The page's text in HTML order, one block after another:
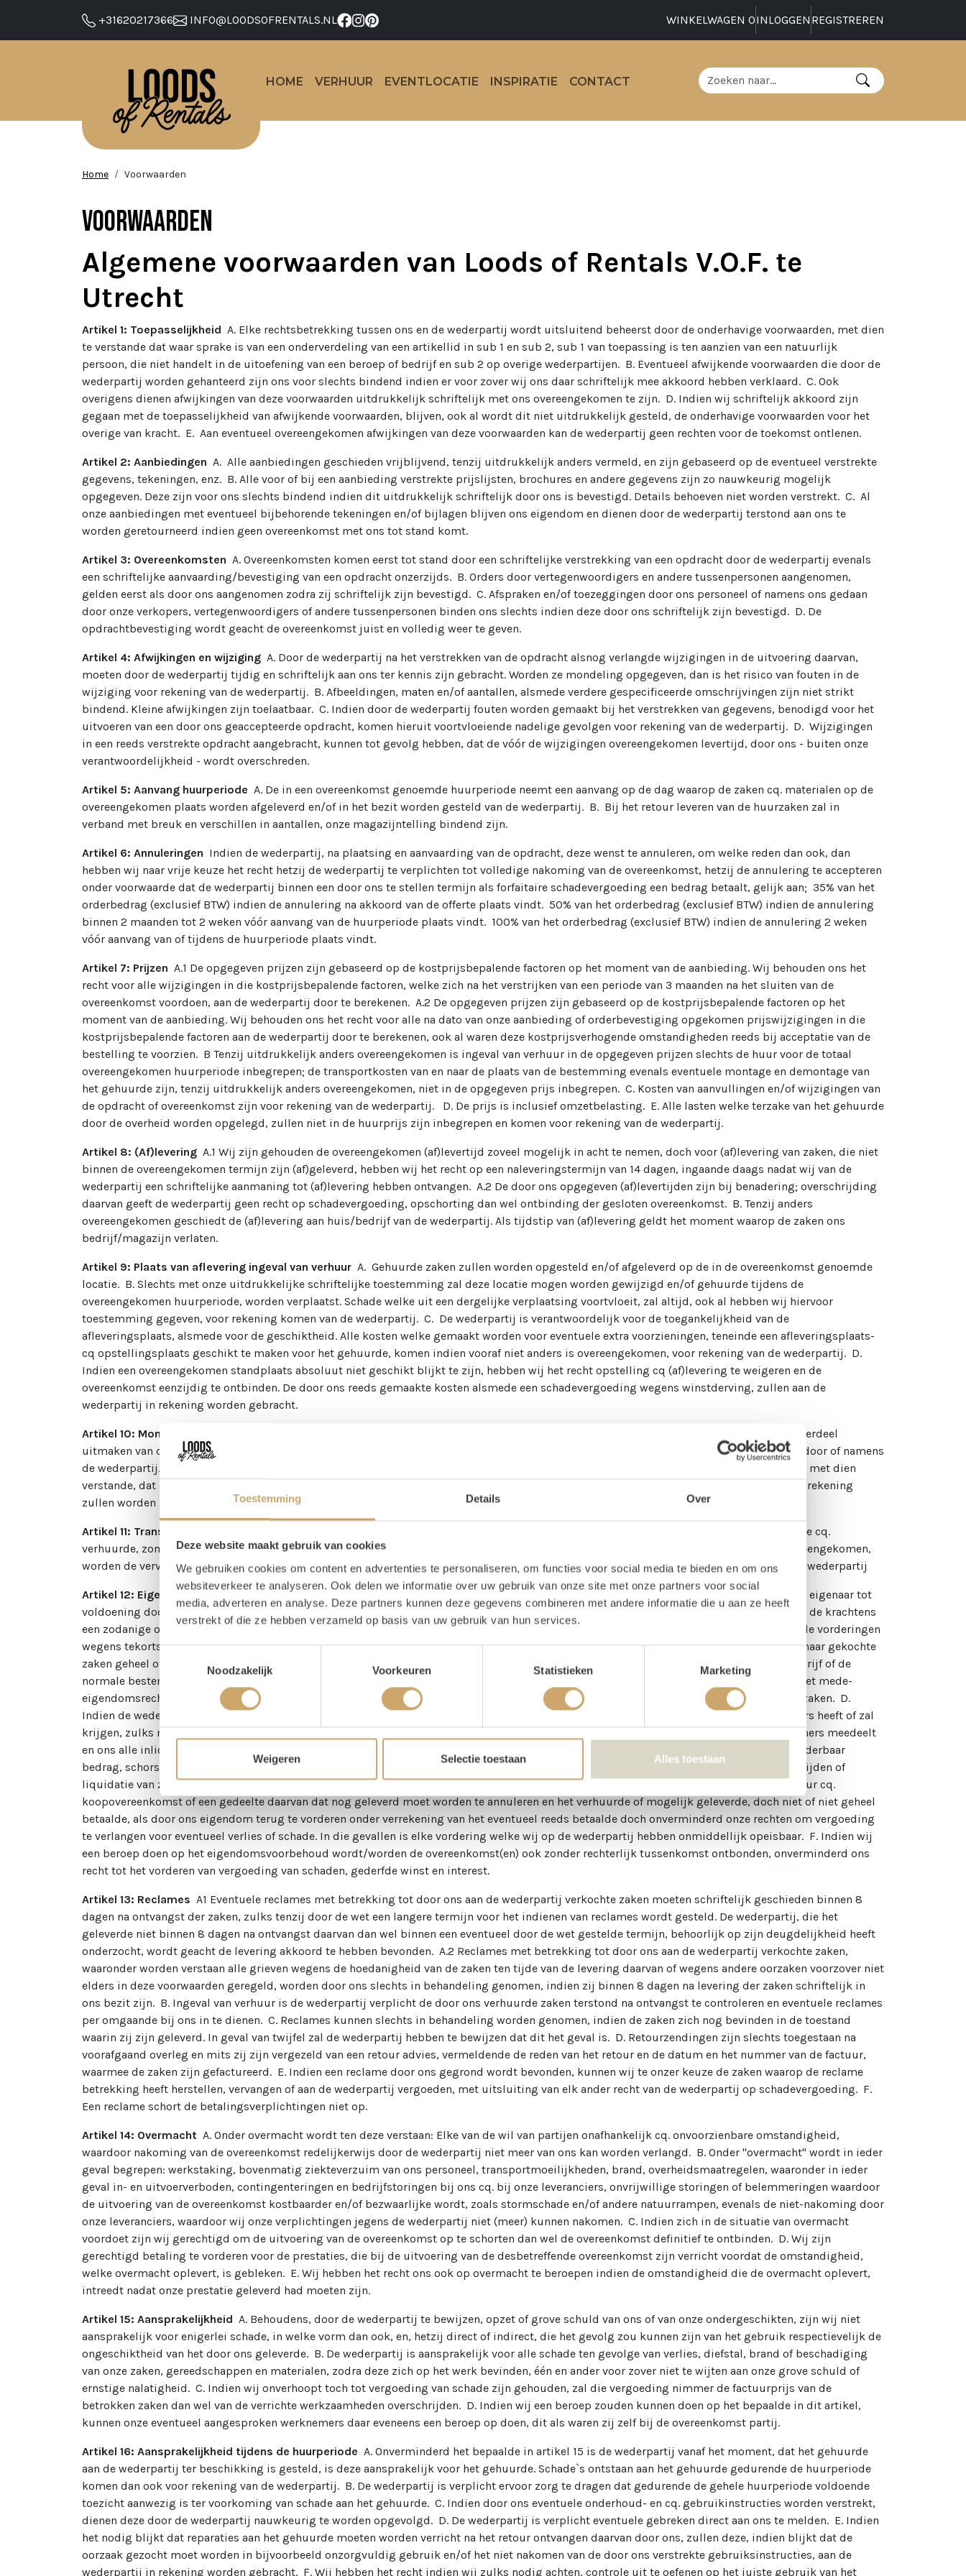
Toestemming Details Over
Deze website maakt gebruik van cookies
We gebruiken cookies om content en advertenties te personaliseren, om functies voor social media te bieden en om ons
websiteverkeer te analyseren. Ook delen we informatie over uw gebruik van onze site met onze partners voor social
media, adverteren en analyse. Deze partners kunnen deze gegevens combineren met andere informatie die u aan ze heeft
verstrekt of die ze hebben verzameld op basis van uw gebruik van hun services.
Toestemmingsselectie
Noodzakelijk
Voorkeuren Statistieken Marketing
Weigeren Selectie toestaan Alles toestaan
+31620217366 INFO@LOODSOFRENTALS.NL WINKELWAGEN 0INLOGGEN REGISTREREN
HOME VERHUUR EVENTLOCATIE INSPIRATIE CONTACT
Home Voorwaarden
Voorwaarden
Algemene voorwaarden van Loods of Rentals V.O.F. te
Utrecht
Artikel 1: Toepasselijkheid A. Elke rechtsbetrekking tussen ons en de wederpartij wordt uitsluitend beheerst door de onderhavige voorwaarden, met dien
te verstande dat waar sprake is van een onderverdeling van een artikellid in sub 1 en sub 2, sub 1 van toepassing is ten aanzien van een natuurlijk
persoon, die niet handelt in de uitoefening van een beroep of bedrijf en sub 2 op overige wederpartijen. B. Eventueel afwijkende voorwaarden die door de
wederpartij worden gehanteerd zijn ons voor slechts bindend indien er voor zover wij ons daar schriftelijk mee akkoord hebben verklaard. C. Ook
overigens dienen afwijkingen van deze voorwaarden uitdrukkelijk schriftelijk met ons overeengekomen te zijn. D. Indien wij schriftelijk akkoord zijn
gegaan met de toepasselijkheid van afwijkende voorwaarden, blijven, ook al wordt dit niet uitdrukkelijk gesteld, de onderhavige voorwaarden voor het
overige van kracht. E. Aan eventueel overeengekomen afwijkingen van deze voorwaarden kan de wederpartij geen rechten voor de toekomst ontlenen.
Artikel 2: Aanbiedingen A. Alle aanbiedingen geschieden vrijblijvend, tenzij uitdrukkelijk anders vermeld, en zijn gebaseerd op de eventueel verstrekte
gegevens, tekeningen, enz. B. Alle voor of bij een aanbieding verstrekte prijslijsten, brochures en andere gegevens zijn zo nauwkeurig mogelijk
opgegeven. Deze zijn voor ons slechts bindend indien dit uitdrukkelijk schriftelijk door ons is bevestigd. Details behoeven niet worden verstrekt. C. Al
onze aanbiedingen met eventueel bijbehorende tekeningen en/of bijlagen blijven ons eigendom en dienen door de wederpartij terstond aan ons te
worden geretourneerd indien geen overeenkomst met ons tot stand komt.
Artikel 3: Overeenkomsten A. Overeenkomsten komen eerst tot stand door een schriftelijke verstrekking van een opdracht door de wederpartij evenals
een schriftelijke aanvaarding/bevestiging van een opdracht onzerzijds. B. Orders door vertegenwoordigers en andere tussenpersonen aangenomen,
gelden eerst als door ons aangenomen zodra zij schriftelijk zijn bevestigd. C. Afspraken en/of toezeggingen door ons personeel of namens ons gedaan
door onze verkopers, vertegenwoordigers of andere tussenpersonen binden ons slechts indien deze door ons schriftelijk zijn bevestigd. D. De
opdrachtbevestiging wordt geacht de overeenkomst juist en volledig weer te geven.
Artikel 4: Afwijkingen en wijziging A. Door de wederpartij na het verstrekken van de opdracht alsnog verlangde wijzigingen in de uitvoering daarvan,
moeten door de wederpartij tijdig en schriftelijk aan ons ter kennis zijn gebracht. Worden ze mondeling opgegeven, dan is het risico van fouten in de
wijziging voor rekening van de wederpartij. B. Afbeeldingen, maten en/of aantallen, alsmede verdere gespecificeerde omschrijvingen zijn niet strikt
bindend. Kleine afwijkingen zijn toelaatbaar. C. Indien door de wederpartij fouten worden gemaakt bij het verstrekken van gegevens, benodigd voor het
uitvoeren van een door ons geaccepteerde opdracht, komen hieruit voortvloeiende nadelige gevolgen voor rekening van de wederpartij. D. Wijzigingen
in een reeds verstrekte opdracht aangebracht, kunnen tot gevolg hebben, dat de vóór de wijzigingen overeengekomen levertijd, door ons - buiten onze
verantwoordelijkheid - wordt overschreden.
Artikel 5: Aanvang huurperiode A. De in een overeenkomst genoemde huurperiode neemt een aanvang op de dag waarop de zaken cq. materialen op de
overeengekomen plaats worden afgeleverd en/of in het bezit worden gesteld van de wederpartij. B. Bij het retour leveren van de huurzaken zal in
verband met breuk en verschillen in aantallen, onze magazijntelling bindend zijn.
Artikel 6: Annuleringen Indien de wederpartij, na plaatsing en aanvaarding van de opdracht, deze wenst te annuleren, om welke reden dan ook, dan
hebben wij naar vrije keuze het recht hetzij de wederpartij te verplichten tot volledige nakoming van de overeenkomst, hetzij de annulering te accepteren
onder voorwaarde dat de wederpartij binnen een door ons te stellen termijn als forfaitaire schadevergoeding een bedrag betaalt, gelijk aan; 35% van het
orderbedrag (exclusief BTW) indien de annulering na akkoord van de offerte plaats vindt. 50% van het orderbedrag (exclusief BTW) indien de annulering
binnen 2 maanden tot 2 weken vóór aanvang van de huurperiode plaats vindt. 100% van het orderbedrag (exclusief BTW) indien de annulering 2 weken
vóór aanvang van of tijdens de huurperiode plaats vindt.
Artikel 7: Prijzen A.1 De opgegeven prijzen zijn gebaseerd op de kostprijsbepalende factoren op het moment van de aanbieding. Wij behouden ons het
recht voor alle wijzigingen in die kostprijsbepalende factoren, welke zich na het verstrijken van een periode van 3 maanden na het sluiten van de
overeenkomst voordoen, aan de wederpartij door te berekenen. A.2 De opgegeven prijzen zijn gebaseerd op de kostprijsbepalende factoren op het
moment van de aanbieding. Wij behouden ons het recht voor alle na dato van onze aanbieding of orderbevestiging opgekomen prijswijzigingen in die
kostprijsbepalende factoren aan de wederpartij door te berekenen, ook al waren deze kostprijsverhogende omstandigheden reeds bij acceptatie van de
bestelling te voorzien. B Tenzij uitdrukkelijk anders overeengekomen is ingeval van verhuur in de opgegeven prijzen slechts de huur voor de totaal
overeengekomen huurperiode inbegrepen; de transportkosten van en naar de plaats van de bestemming evenals eventuele montage en demontage van
het gehuurde zijn, tenzij uitdrukkelijk anders overeengekomen, niet in de opgegeven prijs inbegrepen. C. Kosten van aanvullingen en/of wijzigingen van
de opdracht of overeenkomst zijn voor rekening van de wederpartij. D. De prijs is inclusief omzetbelasting. E. Alle lasten welke terzake van het gehuurde
door de overheid worden opgelegd, zullen niet in de huurprijs zijn inbegrepen en komen voor rekening van de wederpartij.
Artikel 8: (Af)levering A.1 Wij zijn gehouden de overeengekomen (af)levertijd zoveel mogelijk in acht te nemen, doch voor (af)levering van zaken, die niet
binnen de overeengekomen termijn zijn (af)geleverd, hebben wij het recht op een naleveringstermijn van 14 dagen, ingaande daags nadat wij van de
wederpartij een schriftelijke aanmaning tot (af)levering hebben ontvangen. A.2 De door ons opgegeven (af)levertijden zijn bij benadering; overschrijding
daarvan geeft de wederpartij geen recht op schadevergoeding, opschorting dan wel ontbinding der gesloten overeenkomst. B. Tenzij anders
overeengekomen geschiedt de (af)levering aan huis/bedrijf van de wederpartij. Als tijdstip van (af)levering geldt het moment waarop de zaken ons
bedrijf/magazijn verlaten.
Artikel 9: Plaats van aflevering ingeval van verhuur A. Gehuurde zaken zullen worden opgesteld en/of afgeleverd op de in de overeenkomst genoemde
locatie. B. Slechts met onze uitdrukkelijke schriftelijke toestemming zal deze locatie mogen worden gewijzigd en/of gehuurde tijdens de
overeengekomen huurperiode, worden verplaatst. Schade welke uit een dergelijke verplaatsing voortvloeit, zal altijd, ook al hebben wij hiervoor
toestemming gegeven, voor rekening komen van de wederpartij. C. De wederpartij is verantwoordelijk voor de toegankelijkheid van de
afleveringsplaats, alsmede voor de geschiktheid. Alle kosten welke gemaakt worden voor eventuele extra voorzieningen, teneinde een afleveringsplaats-
cq opstellingsplaats geschikt te maken voor het gehuurde, komen indien vooraf niet anders is overeengekomen, voor rekening van de wederpartij. D.
Indien een overeengekomen standplaats absoluut niet geschikt blijkt te zijn, hebben wij het recht opstelling cq (af)levering te weigeren en de
overeenkomst eenzijdig te ontbinden. De door ons reeds gemaakte kosten alsmede een schadevergoeding wegens winstderving, zullen aan de
wederpartij in rekening worden gebracht.
Artikel 10: Montage/demontage
A. Indien van toepassing, zal de tijd welke nodig is om een huurzaak te monteren en/of demonteren, onderdeel
uitmaken van de totale huurperiode. B. Montage en demontage geschieden, tenzij schriftelijk anders wordt overeengekomen, uitsluitend door of namens
de wederpartij. C. De aan een dergelijke montage en/of demontage verbonden kosten zullen deel uitmaken van de gesloten overeenkomst, met dien
verstande, dat deze kosten geen deel uitmaken van de eigenlijke huurprijs en afzonderlijk aan een wederpartij op basis van nacalculatie in rekening
zullen worden gebracht.
Artikel 11: Transport
A. Voorzover niet anders is overeengekomen, bepalen wij de transportmiddelen en de transportwegen van de verkochte cq.
verhuurde, zonder ervoor verantwoordelijk te zijn dat de snelste en/of de goedkoopste mogelijkheid wordt gekozen. B. Tenzij anders overeengekomen,
worden de vervoerskosten van het verkocht cq. verhuurde aan de wederpartij in rekening gebracht. C. Zakenreizen altijd voor risico van de wederpartij
Artikel 12: Eigendomsvoorbehoud A. Wij blijven eigenaar van alle door ons verhuurde zaken. Van alle door ons verkochte zaken blijven wij eigenaar tot
voldoening door de wederpartij van de tegenprestatie terzake de door ons krachtens overeenkomst geleverde of te leveren zaken of terzake de krachtens
een zodanige overeenkomst tevens ten behoeve van de wederpartij verrichte of te verrichten werkzaamheden, alsmede tot voldoening van de vorderingen
wegens tekortschieten in de nakoming van zodanige overeenkomst. B. De wederpartij is voor de volledige betaling niet bevoegd de door haar gekochte
zaken geheel of gedeeltelijk aan derden te verpanden of de eigendom daarvan over te dragen anders dan overeenkomstig haar normale bedrijf of de
normale bestemming der zaken. C. Ingeval van be-, verwerking of vermenging van het geleverde door of bij de wederpartij verkrijgen wij het mede-
eigendomsrecht van de nieuw ontstane zaak (zaken), c.q. de hoofdzaak en wel voor de waarde van de door ons geleverde (oorspronkelijke) zaken. D.
Indien de wederpartij de door ons geleverde zaken vervreemdt, draagt zij ons reeds nu de rechten over die zij tegenover haar eigen afnemers heeft of zal
krijgen, zulks met alle daaraan verbonden rechten en/of zekerheden. Wij kunnen verlangen dat de wederpartij de overdracht aan haar afnemers meedeelt
en ons alle inlichtingen en gegevens verstrekt die nodig zijn voor effectuering van onze rechten. E. Ingeval van niet-betaling van een opvorderbaar
bedrag, schorsing van betaling, surseance, aanvraag van surseance, faillissement, aanvraag van faillissement, onder curatele stelling, overlijden of
liquidatie van zaken van de wederpartij, zullen wij het recht hebben om zonder ingebrekestelling en zonder rechtelijke tussenkomst de huur cq.
koopovereenkomst of een gedeelte daarvan dat nog geleverd moet worden te annuleren en het verhuurde of mogelijk geleverde, doch niet of niet geheel
betaalde, als door ons eigendom terug te vorderen onder verrekening van het eventueel reeds betaalde doch onverminderd onze rechten om vergoeding
te verlangen voor eventueel verlies of schade. In die gevallen is elke vordering welke wij op de wederpartij hebben onmiddellijk opeisbaar. F. Indien wij
een beroep doen op het eigendomsvoorbehoud wordt/worden de overeenkomst(en) ook zonder rechterlijk tussenkomst ontbonden, onverminderd ons
recht tot het vorderen van vergoeding van schaden, gederfde winst en interest.
Artikel 13: Reclames A1 Eventuele reclames met betrekking tot door ons aan de wederpartij verkochte zaken moeten schriftelijk geschieden binnen 8
dagen na ontvangst der zaken, zulks tenzij door de wet een langere termijn voor het indienen van reclames wordt gesteld. De wederpartij, die het
geleverde niet binnen 8 dagen na ontvangst daarvan dan wel binnen een eventueel door de wet gestelde termijn, behoorlijk op zijn deugdelijkheid heeft
onderzocht, wordt geacht de levering akkoord te hebben bevonden. A.2 Reclames met betrekking tot door ons aan de wederpartij verkochte zaken,
waaronder worden verstaan alle grieven wegens de hoedanigheid van de zaken ten tijde van de levering daarvan of wegens andere oorzaken voorzover niet
elders in deze voorwaarden geregeld, worden door ons slechts in behandeling genomen, indien zij binnen 8 dagen na levering der zaken schriftelijk in
ons bezit zijn. B. Ingeval van verhuur is de wederpartij verplicht de door ons verhuurde zaken terstond na ontvangst te controleren en eventuele reclames
per omgaande bij ons in te dienen. C. Reclames kunnen slechts in behandeling worden genomen, indien de zaken zich nog bevinden in de toestand
waarin zij zijn geleverd. In geval van twijfel zal de wederpartij hebben te bewijzen dat dit het geval is. D. Retourzendingen zijn slechts toegestaan na
voorafgaand overleg en mits zij zijn vergezeld van een retour advies, vermeldende de reden van het retour en de datum en het nummer van de factuur,
waarmee de zaken zijn gefactureerd. E. Indien een reclame door ons gegrond wordt bevonden, kunnen wij te onzer keuze de zaken waarop de reclame
betrekking heeft herstellen, vervangen of aan de wederpartij vergoeden, met uitsluiting van elk ander recht van de wederpartij op schadevergoeding. F.
Een reclame schort de betalingsverplichtingen niet op.
Artikel 14: Overmacht A. Onder overmacht wordt ten deze verstaan: Elke van de wil van partijen onafhankelijk cq. onvoorzienbare omstandigheid,
waardoor nakoming van de overeenkomst redelijkerwijs door de wederpartij niet meer van ons kan worden verlangd. B. Onder "overmacht" wordt in ieder
geval begrepen: werkstaking, bovenmatig ziekteverzuim van ons personeel, transportmoeilijkheden, brand, overheidsmaatregelen, waaronder in ieder
geval in- en uitvoerverboden, contingenteringen en bedrijfstoringen bij ons cq. bij onze leveranciers, onvrijwillige storingen of belemmeringen waardoor
de uitvoering van de overeenkomst kostbaarder en/of bezwaarlijke wordt, zoals stormschade en/of andere natuurrampen, evenals de niet-nakoming door
onze leveranciers, waardoor wij onze verplichtingen jegens de wederpartij niet (meer) kunnen nakomen. C. Indien zich in de situatie van overmacht
voordoet zijn wij gerechtigd om de uitvoering van de overeenkomst op te schorten dan wel de overeenkomst definitief te ontbinden. D. Wij zijn
gerechtigd betaling te vorderen voor de prestaties, die bij de uitvoering van de desbetreffende overeenkomst zijn verricht voordat de omstandigheid,
welke overmacht oplevert, is gebleken. E. Wij hebben het recht ons ook op overmacht te beroepen indien de omstandigheid die de overmacht oplevert,
intreedt nadat onze prestatie geleverd had moeten zijn.
Artikel 15: Aansprakelijkheid A. Behoudens, door de wederpartij te bewijzen, opzet of grove schuld van ons of van onze ondergeschikten, zijn wij niet
aansprakelijk voor enigerlei schade, in welke vorm dan ook, en, hetzij direct of indirect, die het gevolg zou kunnen zijn van het gebruik respectievelijk de
ongeschiktheid van het door ons geleverde. B. De wederpartij is aansprakelijk voor alle schade ten gevolge van verlies, diefstal, brand of beschadiging
van onze zaken, gereedschappen en materialen, zodra deze zich op het werk bevinden, één en ander voor zover niet te wijten aan onze grove schuld of
ernstige nalatigheid. C. Indien wij onverhoopt toch tot vergoeding van schade zijn gehouden, zal die vergoeding nimmer de factuurprijs van de
betrokken zaken dan wel van de verrichte werkzaamheden overschrijden. D. Indien wij een beroep zouden kunnen doen op het bepaalde in dit artikel,
kunnen onze eventueel aangesproken werknemers daar eveneens een beroep op doen, dit als waren zij zelf bij de overeenkomst partij.
Artikel 16: Aansprakelijkheid tijdens de huurperiode A. Onverminderd het bepaalde in artikel 15 is de wederpartij vanaf het moment, dat het gehuurde
aan de wederpartij ter beschikking is gesteld, is deze aansprakelijk voor het gehuurde. Schade`s ontstaan aan het gehuurde gedurende de huurperiode
komen dan ook voor rekening van de wederpartij. B. De wederpartij is verplicht ervoor zorg te dragen dat gedurende de gehele huurperiode voldoende
toezicht aanwezig is ter voorkoming van schade aan het gehuurde. C. Indien door ons eventuele onderhoud- en cq. gebruikinstructies worden verstrekt,
dienen deze door de wederpartij nauwkeurig te worden opgevolgd. D. De wederpartij is verplicht eventuele gebreken direct aan ons te melden. E. Indien
het nodig blijkt dat reparaties aan het gehuurde moeten worden verricht na het retour ontvangen daarvan door ons, zullen deze, indien blijkt dat de
oorzaak gezocht moet worden in bijvoorbeeld onzorgvuldig gebruik en/of het niet nakomen van de door ons verstrekte gebruiksinstructies, aan de
wederpartij in rekening worden gebracht. F. Wij hebben het recht indien wij zulks nodig achten, controle uit te oefenen op het juiste gebruik van het